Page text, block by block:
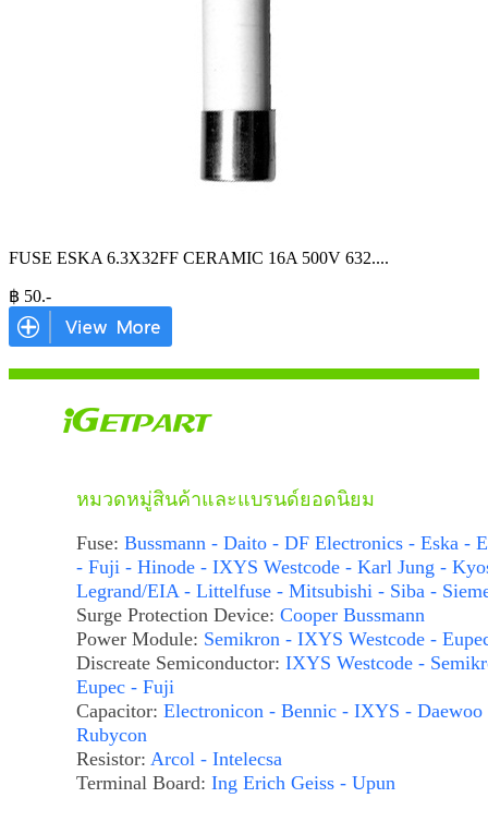
FUSE ESKA 6.3X32FF CERAMIC 16A 500V 632....
฿ 50.-
หมวดหมู่สินค้าและแบรนด์ยอดนิยม
Fuse: Bussmann - Daito - DF Electronics - Eska -
- Fuji - Hinode - IXYS Westcode - Karl Jung -
Legrand/EIA - Littelfuse - Mitsubishi - Siba -
Surge Protection Device: Cooper Bussmann
Power Module: Semikron - IXYS Westcode -
Discreate Semiconductor: IXYS Westcode -
Eupec - Fuji
Capacitor: Electronicon - Bennic - IXYS - Daewoo
Rubycon
Resistor: Arcol - Intelecsa
Terminal Board: Ing Erich Geiss - Upun